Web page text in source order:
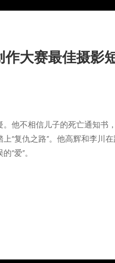
大赛最佳摄影
他不相信儿子的死亡通知书
“复仇之路”。他高辉和李川
“爱”。